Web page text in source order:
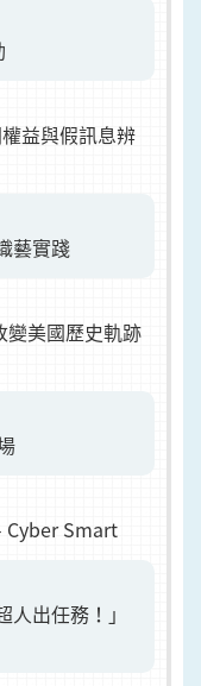
益與假訊息辨
藝實踐
變美國歷史軌跡
Cyber Smart
出任務！」